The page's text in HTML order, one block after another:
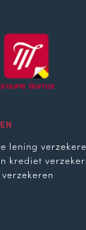
lening
krediet